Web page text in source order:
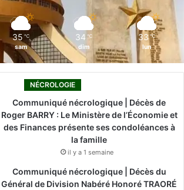
35 ℃
sam
34 ℃
dim
33 ℃
lun
NÉCROLOGIE
Communiqué nécrologique | Décès de
Roger BARRY : Le Ministère de l’Économie et
des Finances présente ses condoléances à
la famille
il y a 1 semaine
Communiqué nécrologique | Décès du
Général de Division Nabéré Honoré TRAORÉ